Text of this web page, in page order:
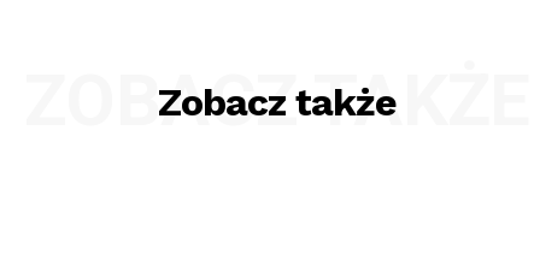
Zobacz także
ZOBACZ TAKŻE